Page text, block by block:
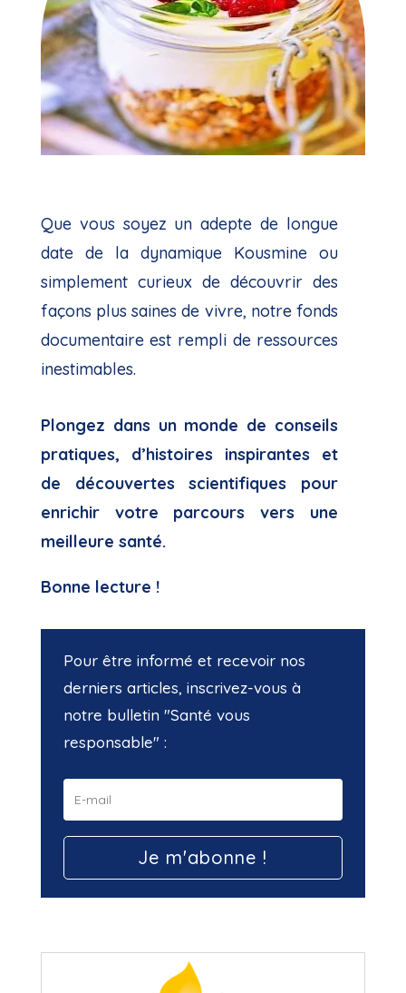
Que vous soyez un adepte de longue
date de la dynamique Kousmine ou
simplement curieux de découvrir des
façons plus saines de vivre, notre fonds
documentaire est rempli de ressources
inestimables.
Plongez dans un monde de conseils
pratiques, d’histoires inspirantes et
de découvertes scientifiques pour
enrichir votre parcours vers une
meilleure santé.
Bonne lecture !
Pour être informé et recevoir nos
derniers articles, inscrivez-vous à
notre bulletin "Santé vous
responsable" :
Je m'abonne !